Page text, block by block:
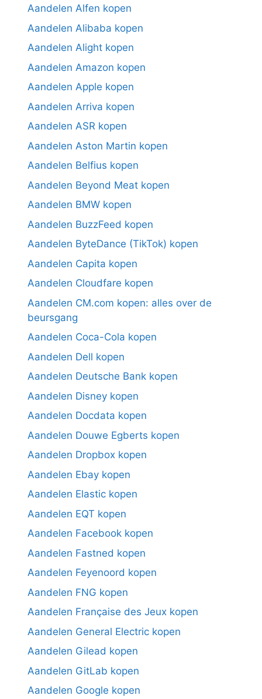
Aandelen Alfen kopen
Aandelen Alibaba kopen
Aandelen Alight kopen
Aandelen Amazon kopen
Aandelen Apple kopen
Aandelen Arriva kopen
Aandelen ASR kopen
Aandelen Aston Martin kopen
Aandelen Belfius kopen
Aandelen Beyond Meat kopen
Aandelen BMW kopen
Aandelen BuzzFeed kopen
Aandelen ByteDance (TikTok) kopen
Aandelen Capita kopen
Aandelen Cloudfare kopen
Aandelen CM.com kopen: alles over de
beursgang
Aandelen Coca-Cola kopen
Aandelen Dell kopen
Aandelen Deutsche Bank kopen
Aandelen Disney kopen
Aandelen Docdata kopen
Aandelen Douwe Egberts kopen
Aandelen Dropbox kopen
Aandelen Ebay kopen
Aandelen Elastic kopen
Aandelen EQT kopen
Aandelen Facebook kopen
Aandelen Fastned kopen
Aandelen Feyenoord kopen
Aandelen FNG kopen
Aandelen Française des Jeux kopen
Aandelen General Electric kopen
Aandelen Gilead kopen
Aandelen GitLab kopen
Aandelen Google kopen